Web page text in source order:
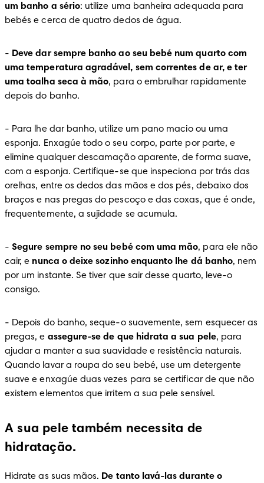
um banho a sério: utilize uma banheira adequada para
bebés e cerca de quatro dedos de água.
- Deve dar sempre banho ao seu bebé num quarto com
uma temperatura agradável, sem correntes de ar, e ter
uma toalha seca à mão, para o embrulhar rapidamente
depois do banho.
- Para lhe dar banho, utilize um pano macio ou uma
esponja. Enxagúe todo o seu corpo, parte por parte, e
elimine qualquer descamação aparente, de forma suave,
com a esponja. Certifique-se que inspeciona por trás das
orelhas, entre os dedos das mãos e dos pés, debaixo dos
braços e nas pregas do pescoço e das coxas, que é onde,
frequentemente, a sujidade se acumula.
- Segure sempre no seu bebé com uma mão, para ele não
cair, e nunca o deixe sozinho enquanto lhe dá banho, nem
por um instante. Se tiver que sair desse quarto, leve-o
consigo.
- Depois do banho, seque-o suavemente, sem esquecer as
pregas, e assegure-se de que hidrata a sua pele, para
ajudar a manter a sua suavidade e resistência naturais.
Quando lavar a roupa do seu bebé, use um detergente
suave e enxagúe duas vezes para se certificar de que não
existem elementos que irritem a sua pele sensível.
A sua pele também necessita de
hidratação.
Hidrate as suas mãos. De tanto lavá-las durante o